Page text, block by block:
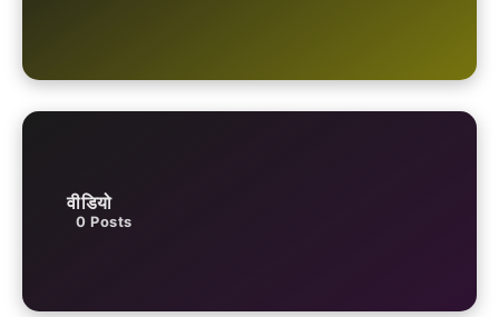
वीडियो
0 Posts